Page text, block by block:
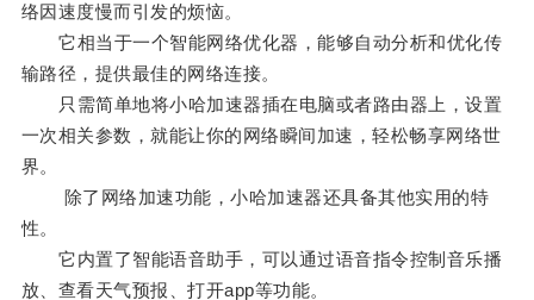
络因速度慢而引发的烦恼。
它相当于一个智能网络优化器，能够自动分析和优化传
输路径，提供最佳的网络连接。
只需简单地将小哈加速器插在电脑或者路由器上，设置
一次相关参数，就能让你的网络瞬间加速，轻松畅享网络世
界。
除了网络加速功能，小哈加速器还具备其他实用的特
性。
它内置了智能语音助手，可以通过语音指令控制音乐播
放、查看天气预报、打开app等功能。